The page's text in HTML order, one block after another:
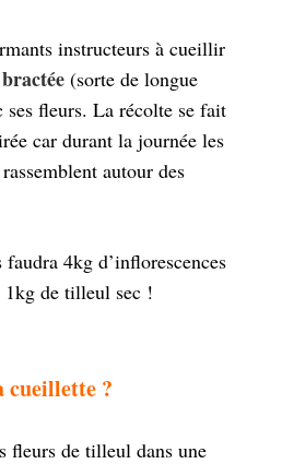
instructeurs à cueillir
bractée (sorte de longue
ses fleurs. La récolte se fait
car durant la journée les
autour des
4kg d’inflorescences
de tilleul sec !
cueillette ?
fleurs de tilleul dans une